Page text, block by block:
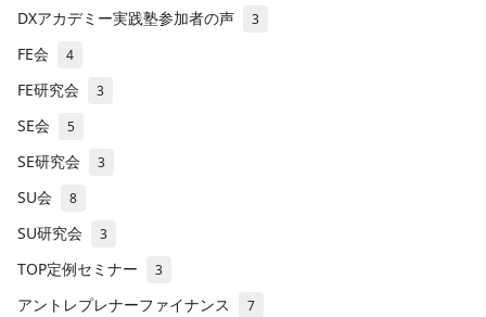
DXアカデミー実践塾参加者の声 3
FE会 4
FE研究会 3
SE会 5
SE研究会 3
SU会 8
SU研究会 3
TOP定例セミナー 3
アントレプレナーファイナンス 7